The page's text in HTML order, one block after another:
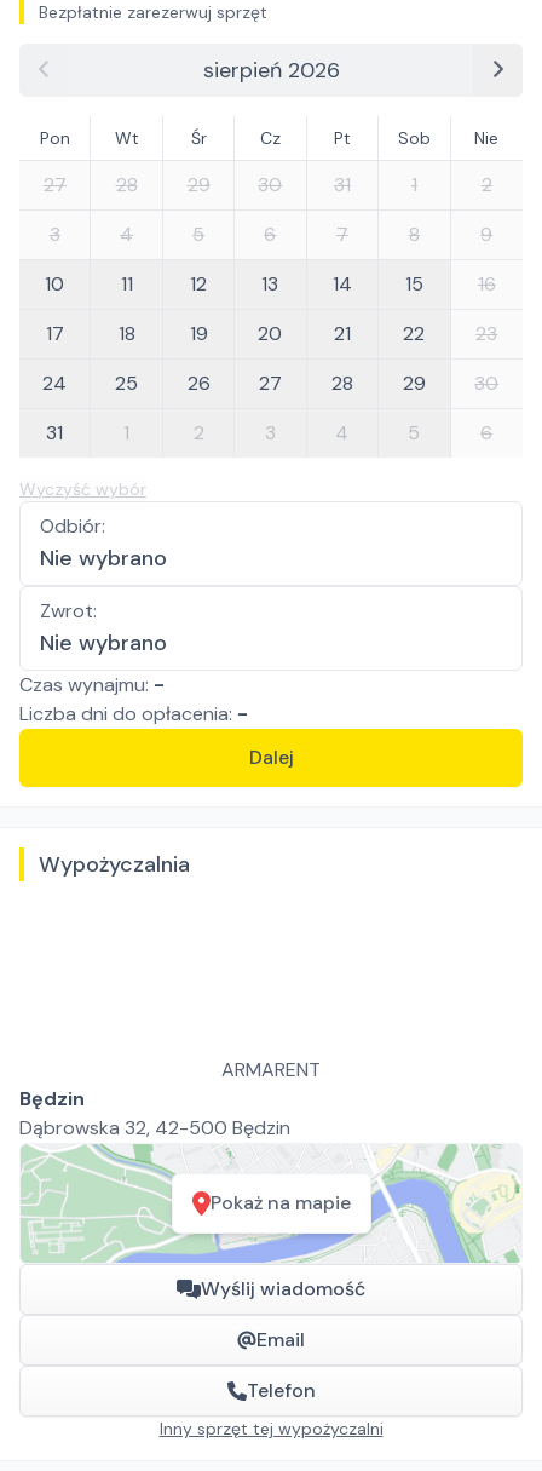
Bezpłatnie zarezerwuj sprzęt
sierpień 2026
Pon Wt Śr Cz Pt Sob Nie
27 28 29 30 31 1
2
3
4 5 6 7 8
9
10
11 12 13 14 15
16
17
18 19 20 21 22
23
24
25 26 27 28 29
30
31
1 2 3 4 5 6
Wyczyść wybór
Odbiór:
Nie wybrano
Zwrot:
Nie wybrano
Czas wynajmu: -
Liczba dni do opłacenia: -
Dalej
Wypożyczalnia
ARMARENT
Będzin
Dąbrowska 32, 42-500 Będzin
Pokaż na mapie
Wyślij wiadomość
Email
Telefon
Inny sprzęt tej wypożyczalni